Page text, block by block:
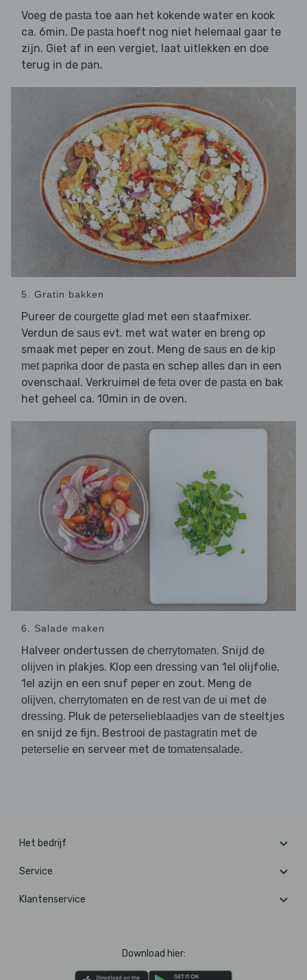
Voeg de pasta toe aan het kokende water en kook
ca. 6min. De pasta hoeft nog niet helemaal gaar te
zijn. Giet af in een vergiet, laat uitlekken en doe
terug in de pan.
5. Gratin bakken
Pureer de courgette glad met een staafmixer.
Verdun de saus evt. met wat water en breng op
smaak met peper en zout. Meng de saus en de kip
met paprika door de pasta en schep alles dan in een
ovenschaal. Verkruimel de feta over de pasta en bak
het geheel ca. 10min in de oven.
6. Salade maken
Halveer ondertussen de cherrytomaten. Snijd de
olijven in plakjes. Klop een dressing van 1el olijfolie,
1el azijn en een snuf peper en zout. Meng de
olijven, cherrytomaten en de rest van de ui met de
dressing. Pluk de peterselieblaadjes van de steeltjes
en snijd ze fijn. Bestrooi de pastagratin met de
peterselie en serveer met de tomatensalade.
Het bedrijf
Service
Klantenservice
Download hier: